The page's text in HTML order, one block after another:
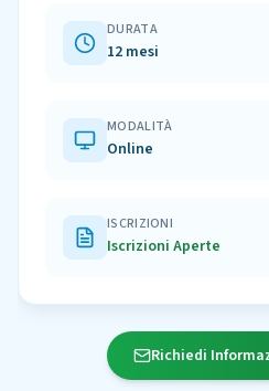
DURATA
12 mesi
MODALITÀ
Online
ISCRIZIONI
Iscrizioni Aperte
Richiedi